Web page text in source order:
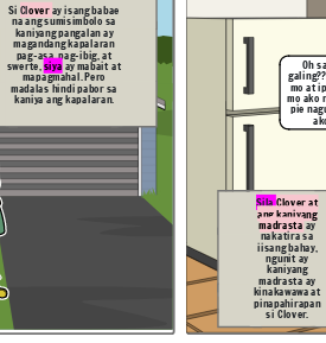
fsdsad
Matapos malapagsan ng
magkasintahan ang lahat ng
dinanas nila na pagsubok, Sa
Wala dito
mo, Pero
gusto mo ba
uminom
muna ng
tiyaa? ko pakasalan at
Si Cloveray isang babae
na ang sumisimbolo sa
kaniyang pangalan ay
magandang kapalaran
pag-asa, pag-ibig, at
swerte,siya ay mabait at
mapagmahal. Pero
madalas hindi pabor sa
kaniya ang kapalaran.
SilaClover at
ang kaniyang
madrastaay
nakatira sa
iisang bahay,
ngunit ay
kaniyang
madrasta ay
kinakawawa at
pinapahirapan
si Clover.
Oh
mo at
mo ako
pie